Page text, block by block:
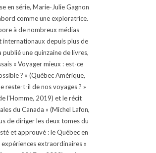
en série, Marie-Julie Gagnon
comme une exploratrice.
à de nombreux médias
internationaux depuis plus de
publié une quinzaine de livres,
« Voyager mieux : est-ce
? » (Québec Amérique,
reste-t-il de nos voyages ? »
l'Homme, 2019) et le récit
du Canada » (Michel Lafon,
de diriger les deux tomes du
et approuvé : le Québec en
extraordinaires »